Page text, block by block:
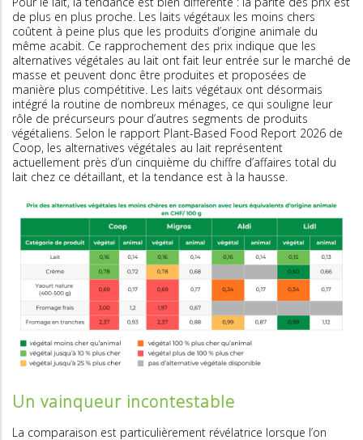
de plus en plus proche. Les laits végétaux les moins chers
coûtent à peine plus que les produits d’origine animale du
même acabit. Ce rapprochement des prix indique que les
alternatives végétales au lait ont fait leur entrée sur le marché de
masse et peuvent donc être produites et proposées de
manière plus compétitive. Les laits végétaux ont désormais
intégré la routine de nombreux ménages, ce qui souligne leur
rôle de précurseurs pour d’autres segments de produits
végétaliens. Selon le rapport Plant-Based Food Report 2026 de
Coop, les alternatives végétales au lait représentent
actuellement près d’un cinquième du chiffre d’affaires total du
lait chez ce détaillant, et la tendance est à la hausse.
Un vainqueur incontestable
La comparaison est particulièrement révélatrice lorsque l’on